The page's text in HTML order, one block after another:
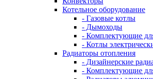
Котельное оборудование
- Газовые котлы
- Дымоходы
- Комплектующие
- Котлы
Радиаторы отопления
- Дизайнерские
- Комплектующие